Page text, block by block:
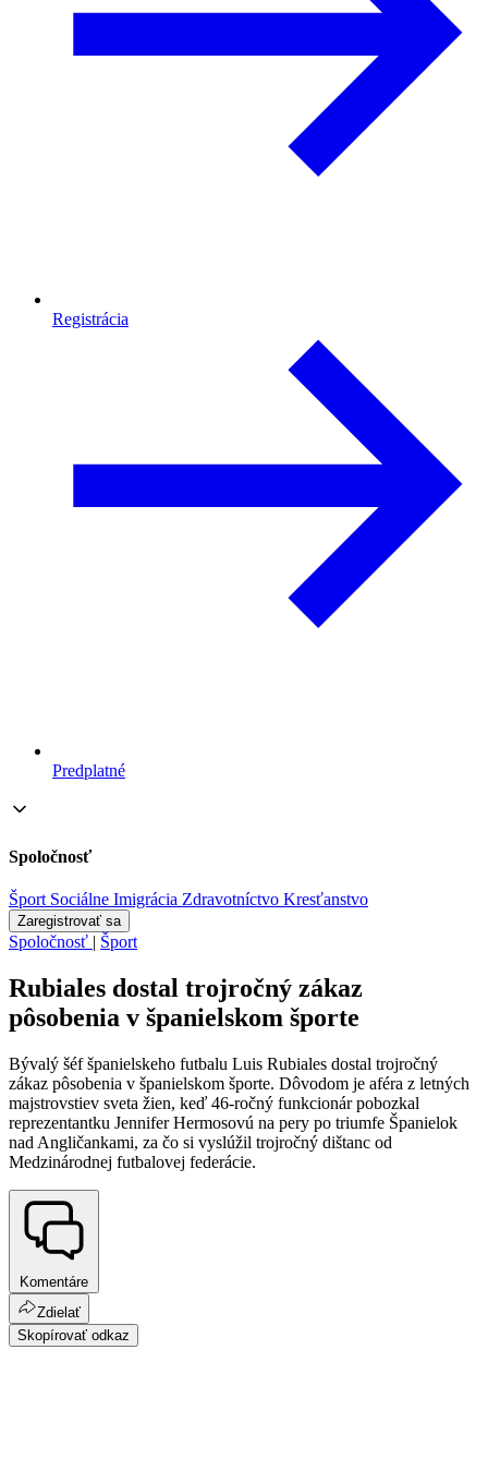
Registrácia
Predplatné
Spoločnosť
Šport Sociálne Imigrácia Zdravotníctvo Kresťanstvo
Zaregistrovať sa
Spoločnosť | Šport
Rubiales dostal trojročný zákaz
pôsobenia v španielskom športe
Bývalý šéf španielskeho futbalu Luis Rubiales dostal trojročný
zákaz pôsobenia v španielskom športe. Dôvodom je aféra z letných
majstrovstiev sveta žien, keď 46-ročný funkcionár pobozkal
reprezentantku Jennifer Hermosovú na pery po triumfe Španielok
nad Angličankami, za čo si vyslúžil trojročný dištanc od
Medzinárodnej futbalovej federácie.
Komentáre
Zdielať
Skopírovať odkaz